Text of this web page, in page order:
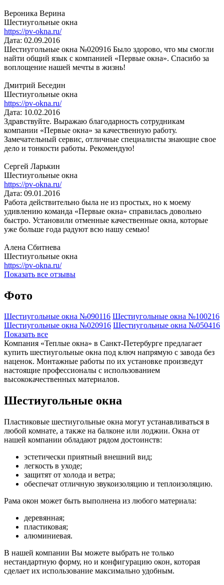
Вероника Верина
Шестиугольные окна
https://pv-okna.ru/
Дата: 02.09.2016
Шестиугольные окна №020916 Было здорово, что мы смогли
найти общий язык с компанией «Первые окна». Спасибо за
воплощение нашей мечты в жизнь!
Дмитрий Беседин
Шестиугольные окна
https://pv-okna.ru/
Дата: 10.02.2016
Здравствуйте. Выражаю благодарность сотрудникам
компании «Первые окна» за качественную работу.
Замечательный сервис, отличные специалисты знающие свое
дело и тонкости работы. Рекомендую!
Сергей Ларькин
Шестиугольные окна
https://pv-okna.ru/
Дата: 09.01.2016
Работа действительно была не из простых, но к моему
удивлению команда «Первые окна» справилась довольно
быстро. Установили отменные качественные окна, которые
уже больше года радуют всю нашу семью!
Алена Сбитнева
Шестиугольные окна
https://pv-okna.ru/
Показать все отзывы
Фото
Шестиугольные окна №090116 Шестиугольные окна №100216
Шестиугольные окна №020916 Шестиугольные окна №050416
Показать все
Компания «Теплые окна» в Санкт-Петербурге предлагает
купить шестиугольные окна под ключ напрямую с завода без
наценок. Монтажные работы по их установке произведут
настоящие профессионалы с использованием
высококачественных материалов.
Шестиугольные окна
Пластиковые шестиугольные окна могут устанавливаться в
любой комнате, а также на балконе или лоджии. Окна от
нашей компании обладают рядом достоинств:
эстетически приятный внешний вид;
легкость в уходе;
защитят от холода и ветра;
обеспечат отличную звукоизоляцию и теплоизоляцию.
Рама окон может быть выполнена из любого материала:
деревянная;
пластиковая;
алюминиевая.
В нашей компании Вы можете выбрать не только
нестандартную форму, но и конфигурацию окон, которая
сделает их использование максимально удобным.